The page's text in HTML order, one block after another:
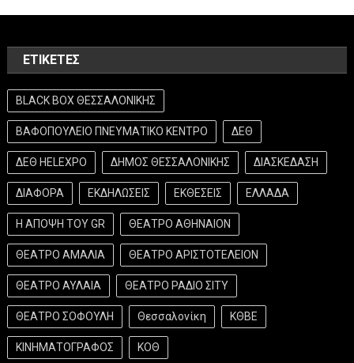
ΕΤΙΚΈΤΕΣ
BLACK BOX ΘΕΣΣΑΛΟΝΙΚΗΣ
ΒΑΦΟΠΟΥΛΕΙΟ ΠΝΕΥΜΑΤΙΚΟ ΚΕΝΤΡΟ ΔΕΘ
ΔΕΘ HELEXPO ΔΗΜΟΣ ΘΕΣΣΑΛΟΝΙΚΗΣ ΔΙΑΣΚΕΔΑΣΗ
ΔΙΑΦΟΡΑ ΕΚΔΗΛΩΣΕΙΣ ΕΚΘΕΣΕΙΣ ΕΛΛΑΔΑ
Η ΑΠΟΨΗ ΤΟΥ GR ΘΕΑΤΡΟ ΑΘΗΝΑΙΟΝ
ΘΕΑΤΡΟ ΑΜΑΛΙΑ ΘΕΑΤΡΟ ΑΡΙΣΤΟΤΕΛΕΙΟΝ
ΘΕΑΤΡΟ ΑΥΛΑΙΑ ΘΕΑΤΡΟ ΡΑΔΙΟ ΣΙΤΥ
ΘΕΑΤΡΟ ΣΟΦΟΥΛΗ Θεσσαλονίκη ΚΘΒΕ
ΚΙΝΗΜΑΤΟΓΡΑΦΟΣ ΚΟΘ